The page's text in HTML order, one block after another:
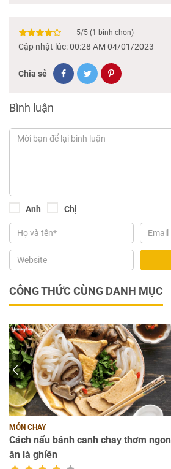
5/5 (1 bình chọn)
Cập nhật lúc: 00:28 AM 04/01/2023
Chia sẻ
Bình luận
Anh Chị
CÔNG THỨC CÙNG DANH MỤC
MÓN CHAY
Cách nấu bánh canh chay thơm ngon
ăn là ghiền